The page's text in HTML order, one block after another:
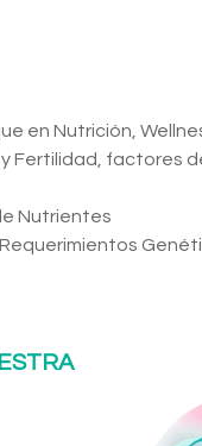
en Nutrición,
Fertilidad, factores
Nutrientes